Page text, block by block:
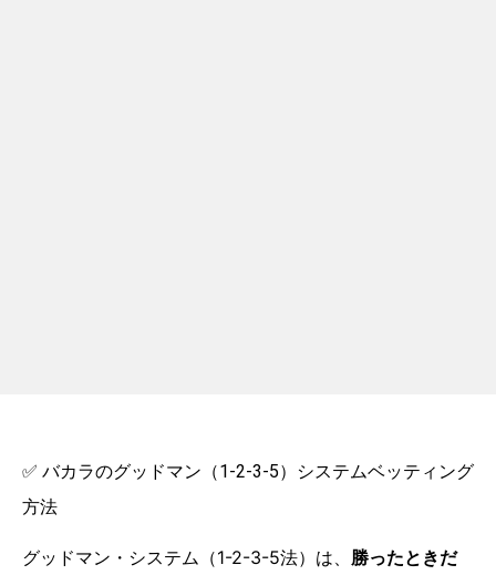
✅ バカラのグッドマン（1-2-3-5）システムベッティング
方法
グッドマン・システム（1-2-3-5法）は、 勝ったときだ